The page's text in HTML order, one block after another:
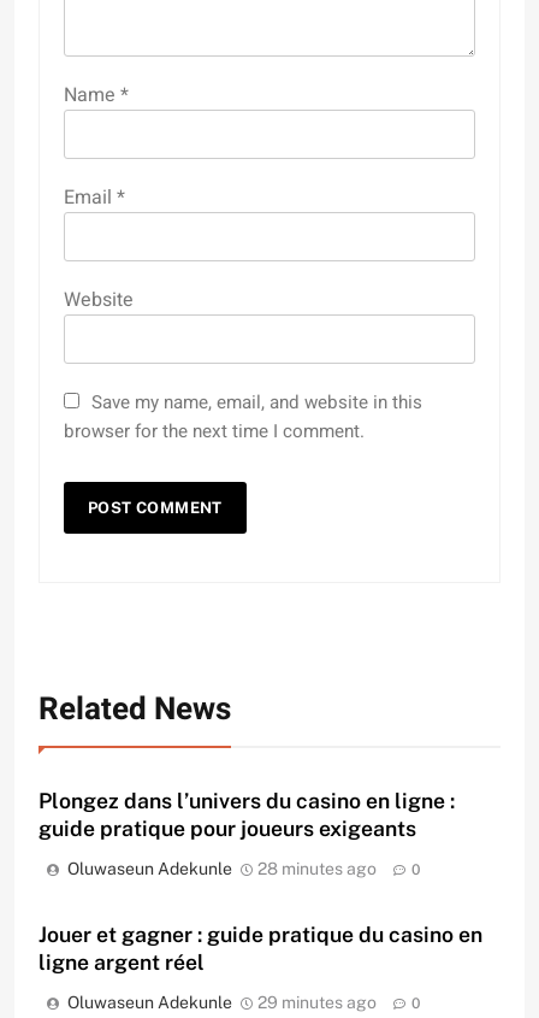
Name *
Email *
Website
Save my name, email, and website in this
browser for the next time I comment.
Related News
Plongez dans l’univers du casino en ligne :
guide pratique pour joueurs exigeants
Oluwaseun Adekunle 28 minutes ago 0
Jouer et gagner : guide pratique du casino en
ligne argent réel
Oluwaseun Adekunle 29 minutes ago 0